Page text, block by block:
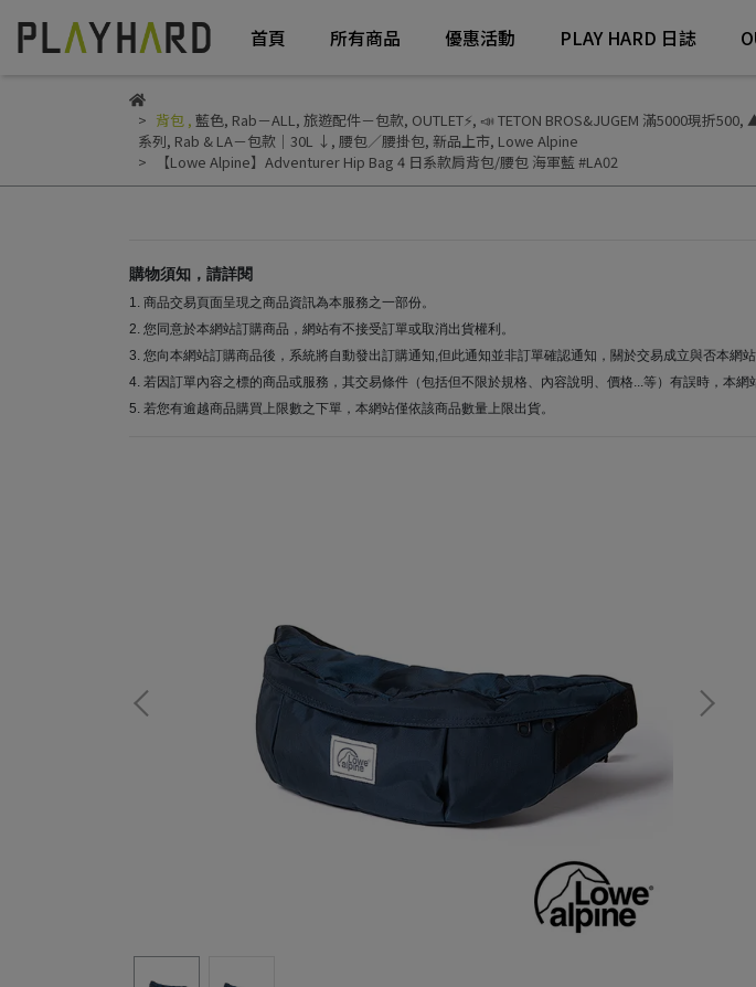
首頁 所有商品 優惠活動 PLAY HARD 日誌
背包 , 藍色, Rab－ALL, 旅遊配件－包款, OUTLET⚡, 📣 TETON BROS&JUGEM 滿5000現折500,
系列, Rab & LA－包款｜30L ↓ , 腰包／腰掛包, 新品上市, Lowe Alpine
【Lowe Alpine】Adventurer Hip Bag 4 日系款肩背包/腰包 海軍藍 #LA02
購物須知，請詳閱
1. 商品交易頁面呈現之商品資訊為本服務之一部份。
2. 您同意於本網站訂購商品，網站有不接受訂單或取消出貨權利。
3. 您向本網站訂購商品後，系統將自動發出訂購通知,但此通知並非訂單確認通知，關於交易成立與否本網站
4. 若因訂單內容之標的商品或服務，其交易條件（包括但不限於規格、內容說明、價格...等）有誤時，本
5. 若您有逾越商品購買上限數之下單，本網站僅依該商品數量上限出貨。